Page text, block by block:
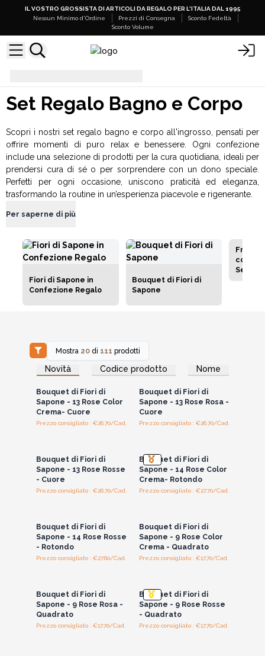
IL VOSTRO GROSSISTA DI ARTICOLI DA REGALO PER L'ITALIA DAL 1995
Nessun Minimo d'Ordine
Prezzi di Consegna
Sconto Fedeltà
Sconto Volume
Set Regalo Bagno e Corpo
Scopri i nostri set regalo bagno e corpo all'ingrosso, pensati per
offrire momenti di puro relax e benessere. Ogni confezione
include una selezione di prodotti per la cura quotidiana, ideali per
prendersi cura di sé o per sorprendere con un dono speciale.
Perfetti per ogni occasione, uniscono praticità ed eleganza,
trasformando la routine in un’esperienza piacevole e rigenerante.
Per saperne di più
Fiori di Sapone in
Confezione Regalo
Bouquet di Fiori di
Sapone
con
Mostra 20 di 111 prodotti
Novità Codice prodotto Nome
Accedi per vedere
i prezzi all'ingrosso
Bouquet di Fiori di
Sapone - 13 Rose Color
Crema- Cuore
Prezzo consigliato : €26.70/Cad.
Accedi per vedere
i prezzi all'ingrosso
Bouquet di Fiori di
Sapone - 13 Rose Rosa -
Cuore
Prezzo consigliato : €26.70/Cad.
Bouquet di Fiori di
Sapone - 13 Rose Rosse
- Cuore
Prezzo consigliato : €26.70/Cad.
Bouquet di Fiori di
Sapone - 14 Rose Color
Crema- Rotondo
Prezzo consigliato : €27.70/Cad.
Bouquet di Fiori di
Sapone - 14 Rose Rosse
- Rotondo
Prezzo consigliato : €27.60/Cad.
Bouquet di Fiori di
Sapone - 9 Rose Color
Crema - Quadrato
Prezzo consigliato : €17.70/Cad.
Bouquet di Fiori di
Sapone - 9 Rose Rosa -
Quadrato
Prezzo consigliato : €17.70/Cad.
Bouquet di Fiori di
Sapone - 9 Rose Rosse
- Quadrato
Prezzo consigliato : €17.70/Cad.